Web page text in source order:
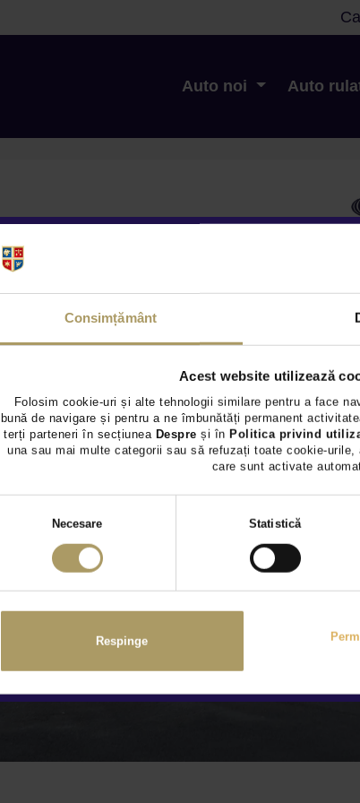
Consimțământ
Acest website utilizează
Folosim cookie-uri și alte tehnologii similare pentru a face
bună de navigare și pentru a ne îmbunătăți permanent
terți parteneri în secțiunea Despre și în Politica privind
una sau mai multe categorii sau să refuzați toate cookie-
care sunt activate
Necesare Statistică
Respinge
Auto noi Auto
Da